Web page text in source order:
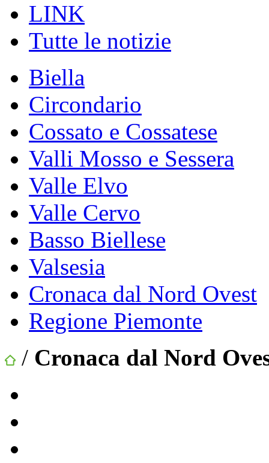
LINK
Tutte le notizie
Biella
Circondario
Cossato e Cossatese
Valli Mosso e Sessera
Valle Elvo
Valle Cervo
Basso Biellese
Valsesia
Cronaca dal Nord Ovest
Regione Piemonte
/ Cronaca dal Nord